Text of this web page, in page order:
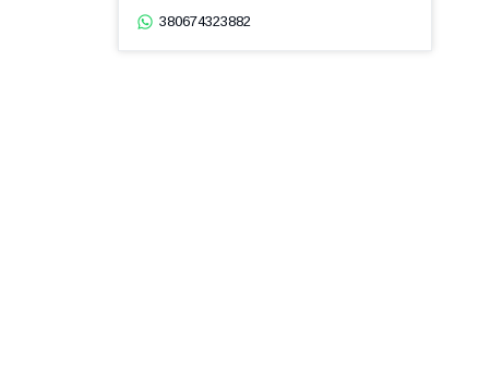
380674323882